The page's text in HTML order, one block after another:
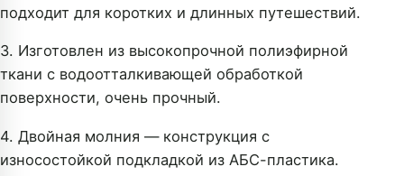
подходит для коротких и длинных путешествий.
3. Изготовлен из высокопрочной полиэфирной
ткани с водоотталкивающей обработкой
поверхности, очень прочный.
4. Двойная молния — конструкция с
износостойкой подкладкой из АБС-пластика.